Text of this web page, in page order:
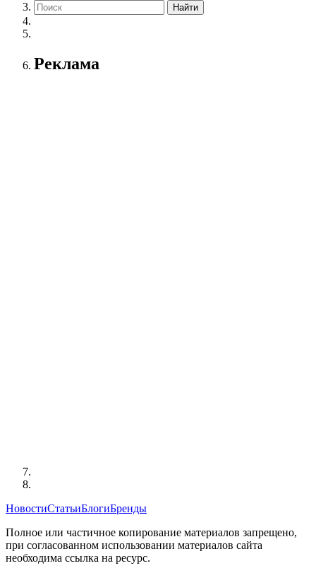
Реклама
НовостиСтатьиБлогиБренды
Полное или частичное копирование материалов запрещено,
при согласованном использовании материалов сайта
необходима ссылка на ресурс.